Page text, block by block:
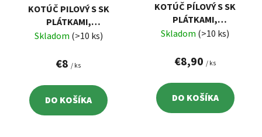
KOTÚČ PILOVÝ S SK
PLÁTKAMI,
115X1,3X22,2MM,
PLÁTKOV 2,6MM EXTOL
8803203
Skladom (>10 ks)
€8 / ks
DO KOŠÍKA
KOTÚČ PÍLOVÝ S SK
PLÁTKAMI,
125X1,4X22,2MM,
PLÁTKU 2,6MM EXTOL
8803207
Skladom (>10 ks)
€8,90 / ks
DO KOŠÍKA